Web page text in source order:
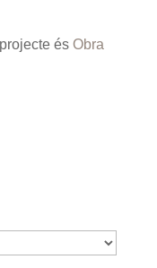
és Obra